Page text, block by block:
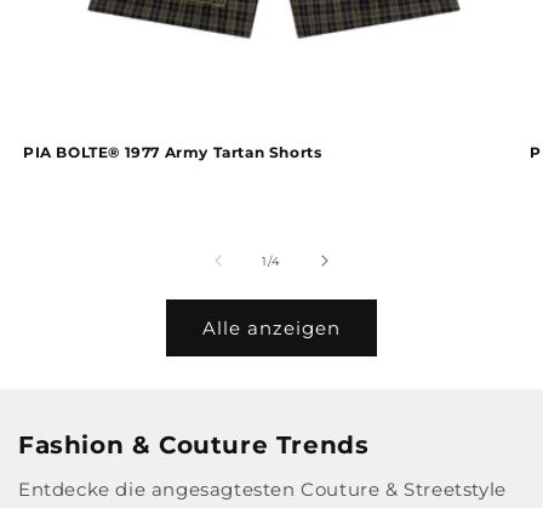
PIA BOLTE® 1977 Army Tartan Shorts
1/von
4
Alle anzeigen
Fashion & Couture Trends
Entdecke die angesagtesten Couture & Streetstyle